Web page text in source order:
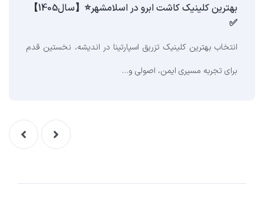
بهترین کلینیک کاشت ابرو در اسلامشهر⭐【سال1405】
✅
انتخاب بهترین کلینیک تزریق اسپارتینا در اندیشه، نخستین قدم
برای تجربه مسیری ایمن، اصولی و…